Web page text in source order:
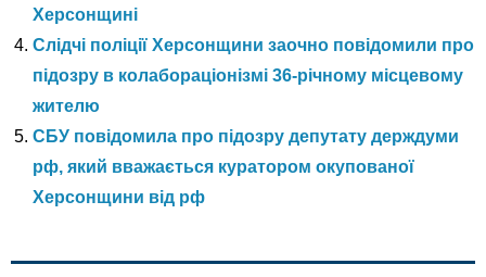
Херсонщині
Слідчі поліції Херсонщини заочно повідомили про
підозру в колабораціонізмі 36-річному місцевому
жителю
СБУ повідомила про підозру депутату держдуми
рф, який вважається куратором окупованої
Херсонщини від рф